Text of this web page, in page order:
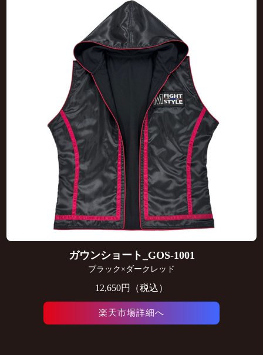
ガウンショート_GOS-1001
ブラック×ダークレッド
12,650円（税込）
楽天市場詳細へ